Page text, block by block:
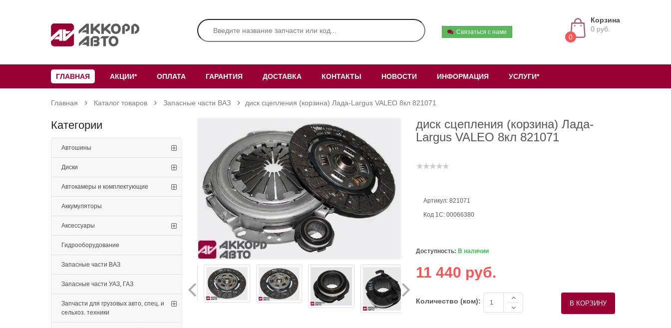
Связаться с нами
0
Корзина
0 руб.
ГЛАВНАЯ АКЦИИ* ОПЛАТА ГАРАНТИЯ ДОСТАВКА КОНТАКТЫ НОВОСТИ ИНФОРМАЦИЯ УСЛУГИ*
Главная Каталог товаров Запасные части ВАЗ диск сцепления (корзина) Лада-Largus VALEO 8кл 821071
Категории
Автошины
Диски
Автокамеры и комплектующие
Аккумуляторы
Аксессуары
Гидрооборудование
Запасные части ВАЗ
Запасные части УАЗ, ГАЗ
Запчасти для грузовых авто, спец. и
сельхоз. техники
диск сцепления (корзина) Лада-
Largus VALEO 8кл 821071
Артикул: 821071
Код 1С: 00066380
Доступность: В наличии
11 440 руб.
Количество (ком):